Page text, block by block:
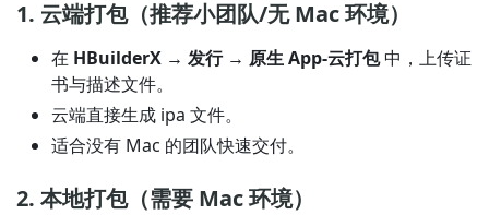
1. 云端打包（推荐小团队/无 Mac 环境）
在 HBuilderX → 发行 → 原生 App-云打包中，上传证
书与描述文件。
云端直接生成 ipa 文件。
适合没有 Mac 的团队快速交付。
2. 本地打包（需要 Mac 环境）